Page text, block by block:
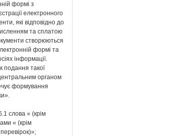
формі з
електронного
які відповідно до
та сплатою
створюються
формі та
інформації.
подання такої
органом
формування
слова « (крім
« (крім